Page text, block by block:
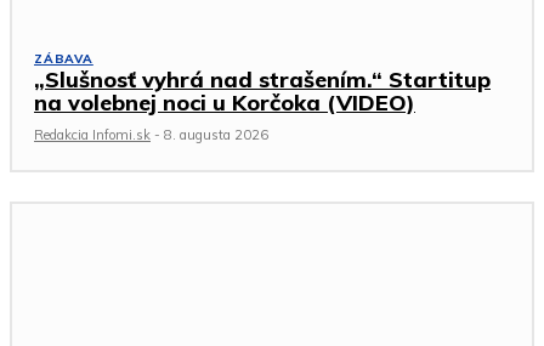
ZÁBAVA
„Slušnosť vyhrá nad strašením.“ Startitup
na volebnej noci u Korčoka (VIDEO)
Redakcia Infomi.sk - 8. augusta 2026